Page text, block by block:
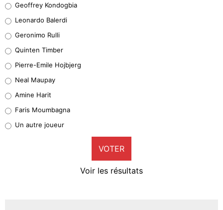
38%
32%
5%
1%
9%
Geoffrey Kondogbia
Leonardo Balerdi
Geronimo Rulli
Quinten Timber
Pierre-Emile Hojbjerg
Neal Maupay
Amine Harit
Faris Moumbagna
Un autre joueur
VOTER
Voir les résultats